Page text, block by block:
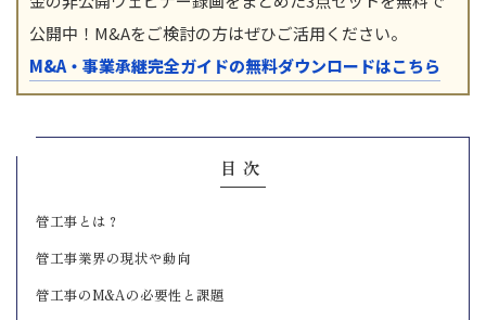
公開中！M&Aをご検討の方はぜひご活用ください。
M&A・事業承継完全ガイドの無料ダウンロードはこちら
目次
管工事とは？
管工事業界の現状や動向
管工事のM&Aの必要性と課題